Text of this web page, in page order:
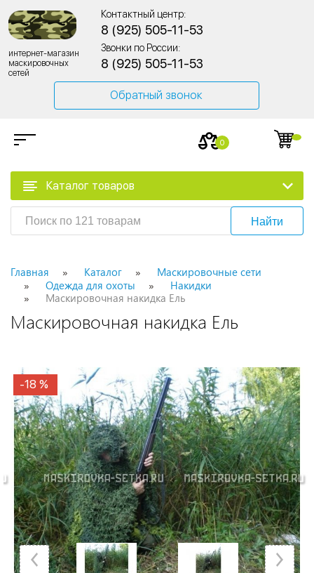
интернет-магазин
маскировочных
сетей
Контактный центр:
8 (925) 505-11-53
Звонки по России:
8 (925) 505-11-53
Обратный звонок
0
Каталог товаров
Найти
Главная Каталог
Маскировочные сети
Одежда для охоты
Накидки
Маскировочная накидка Ель
Маскировочная накидка Ель
-18 %
-18 %
-18 %
-18 %